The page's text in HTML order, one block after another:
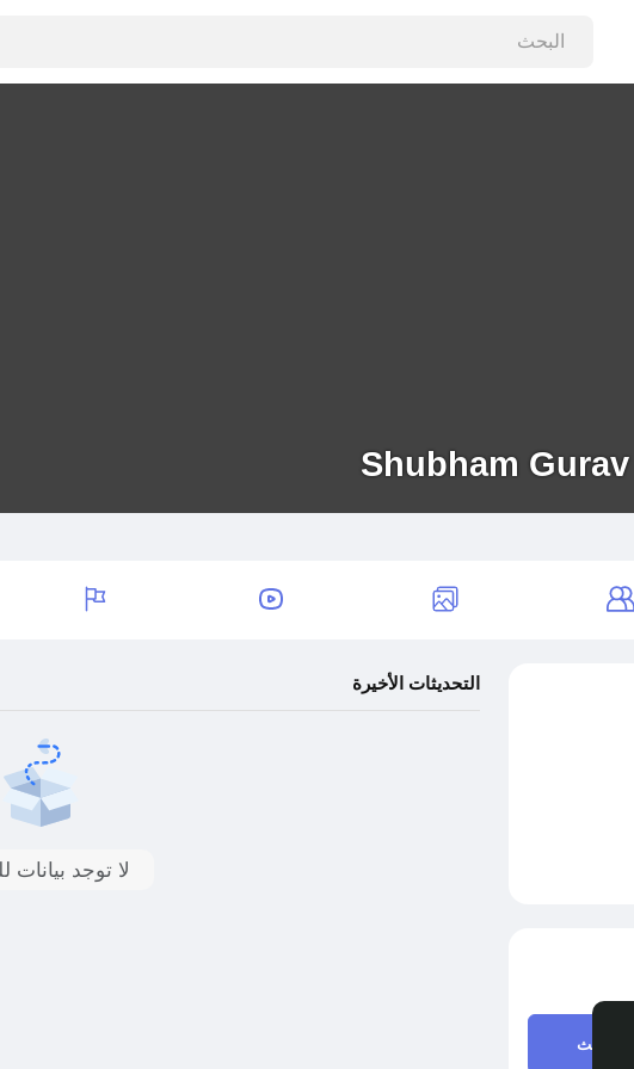
Shubham Gurav
البحث
التحديثات الأخيرة
لا توجد بيانات